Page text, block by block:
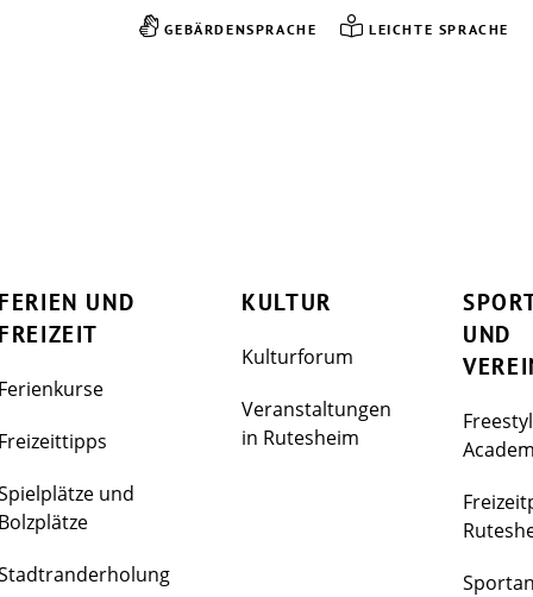
GEBÄRDENSPRACHE LEICHTE SPRACHE
FERIEN UND
FREIZEIT
Ferienkurse
Freizeittipps
und
Bolzplätze
KULTUR
Kulturforum
Veranstaltungen
in Rutesheim
UND